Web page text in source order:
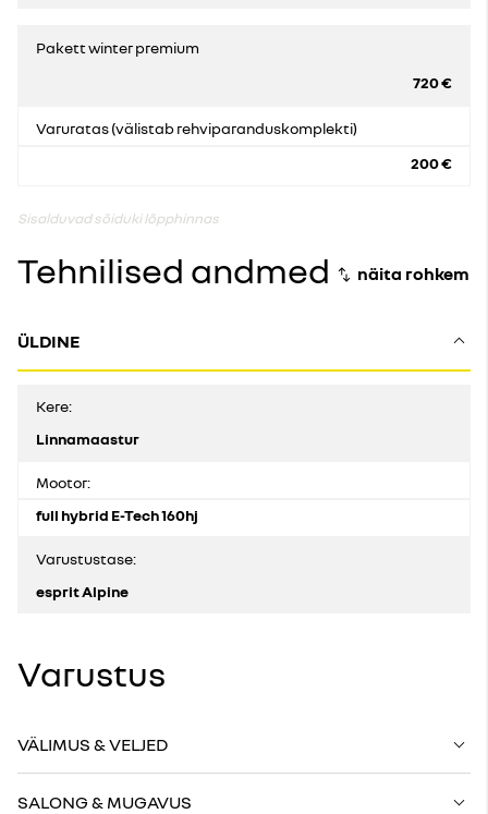
Pakett winter premium
720 €
Varuratas (välistab rehviparanduskomplekti)
200 €
Sisalduvad sõiduki lõpphinnas
Tehnilised andmed
ÜLDINE
Kere:
Linnamaastur
Mootor:
full hybrid E-Tech 160hj
Varustustase:
esprit Alpine
Varustus
VÄLIMUS & VELJED
SALONG & MUGAVUS